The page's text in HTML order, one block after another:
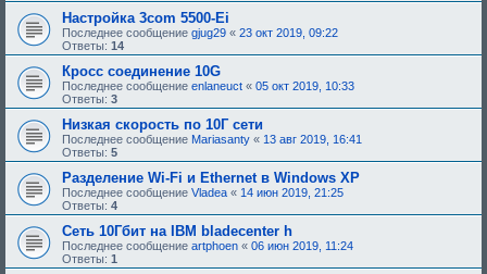
Настройка 3com 5500-Ei
Последнее сообщение gjug29 « 23 окт 2019, 09:22
Ответы: 14
Кросс соединение 10G
Последнее сообщение enlaneuct « 05 окт 2019, 10:33
Ответы: 3
Низкая скорость по 10Г сети
Последнее сообщение Mariasanty « 13 авг 2019, 16:41
Ответы: 5
Разделение Wi-Fi и Ethernet в Windows XP
Последнее сообщение Vladea « 14 июн 2019, 21:25
Ответы: 4
Сеть 10Гбит на IBM bladecenter h
Последнее сообщение artphoen « 06 июн 2019, 11:24
Ответы: 1